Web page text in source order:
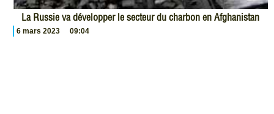
La Russie va développer le secteur du charbon en Afghanistan
6 mars 2023 09:04